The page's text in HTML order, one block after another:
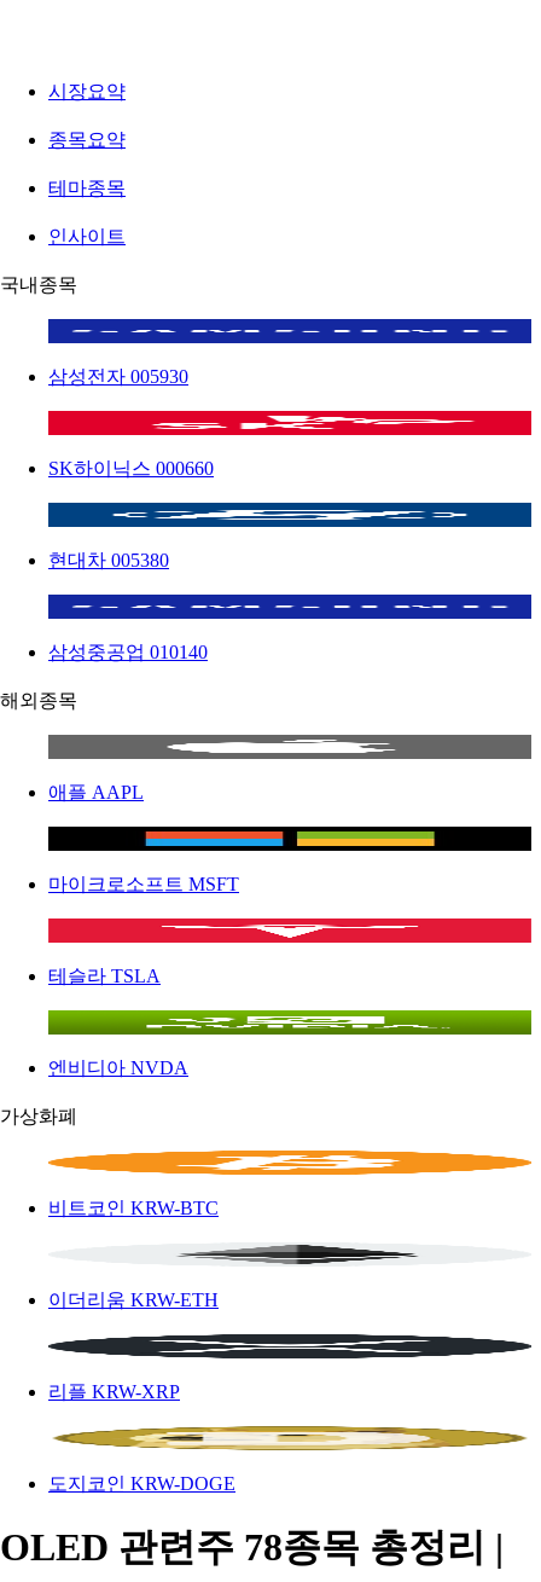
시장요약
종목요약
테마종목
인사이트
국내종목
삼성전자 005930
SK하이닉스 000660
현대차 005380
삼성중공업 010140
해외종목
애플 AAPL
마이크로소프트 MSFT
테슬라 TSLA
엔비디아 NVDA
가상화폐
비트코인 KRW-BTC
이더리움 KRW-ETH
리플 KRW-XRP
도지코인 KRW-DOGE
OLED 관련주 78종목 총정리 |